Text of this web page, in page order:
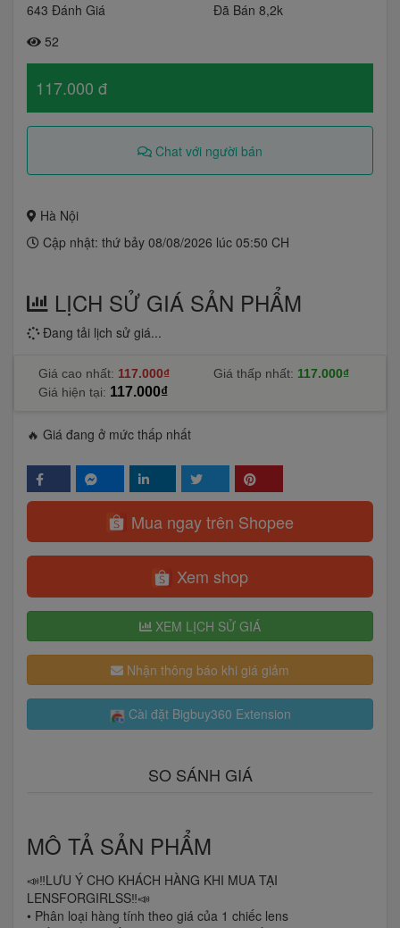
643 Đánh Giá
Đã Bán 8,2k
52
117.000 đ
Chat với người bán
Hà Nội
Cập nhật: thứ bảy 08/08/2026 lúc 05:50 CH
LỊCH SỬ GIÁ SẢN PHẨM
Đang tải lịch sử giá...
Giá cao nhất: 117.000₫ Giá thấp nhất: 117.000₫
Giá hiện tại: 117.000₫
🔥 Giá đang ở mức thấp nhất
Mua ngay trên Shopee
Xem shop
XEM LỊCH SỬ GIÁ
Nhận thông báo khi giá giảm
Cài đặt Bigbuy360 Extension
SO SÁNH GIÁ
MÔ TẢ SẢN PHẨM
📣‼️LƯU Ý CHO KHÁCH HÀNG KHI MUA TẠI
LENSFORGIRLSS‼️📣
• Phân loại hàng tính theo giá của 1 chiếc lens